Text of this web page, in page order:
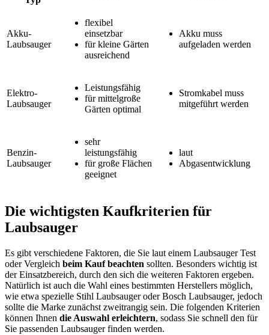
Akku-
Laubsauger
flexibel
einsetzbar
für kleine Gärten
ausreichend
Akku muss
aufgeladen werden
Elektro-
Laubsauger
Leistungsfähig
für mittelgroße
Gärten optimal
Stromkabel muss
mitgeführt werden
Benzin-
Laubsauger
sehr
leistungsfähig
für große Flächen
geeignet
laut
Abgasentwicklung
Die wichtigsten Kaufkriterien für
Laubsauger
Es gibt verschiedene Faktoren, die Sie laut einem Laubsauger Test
oder Vergleich beim Kauf beachten sollten. Besonders wichtig ist
der Einsatzbereich, durch den sich die weiteren Faktoren ergeben.
Natürlich ist auch die Wahl eines bestimmten Herstellers möglich,
wie etwa spezielle Stihl Laubsauger oder Bosch Laubsauger, jedoch
sollte die Marke zunächst zweitrangig sein. Die folgenden Kriterien
können Ihnen die Auswahl erleichtern, sodass Sie schnell den für
Sie passenden Laubsauger finden werden.